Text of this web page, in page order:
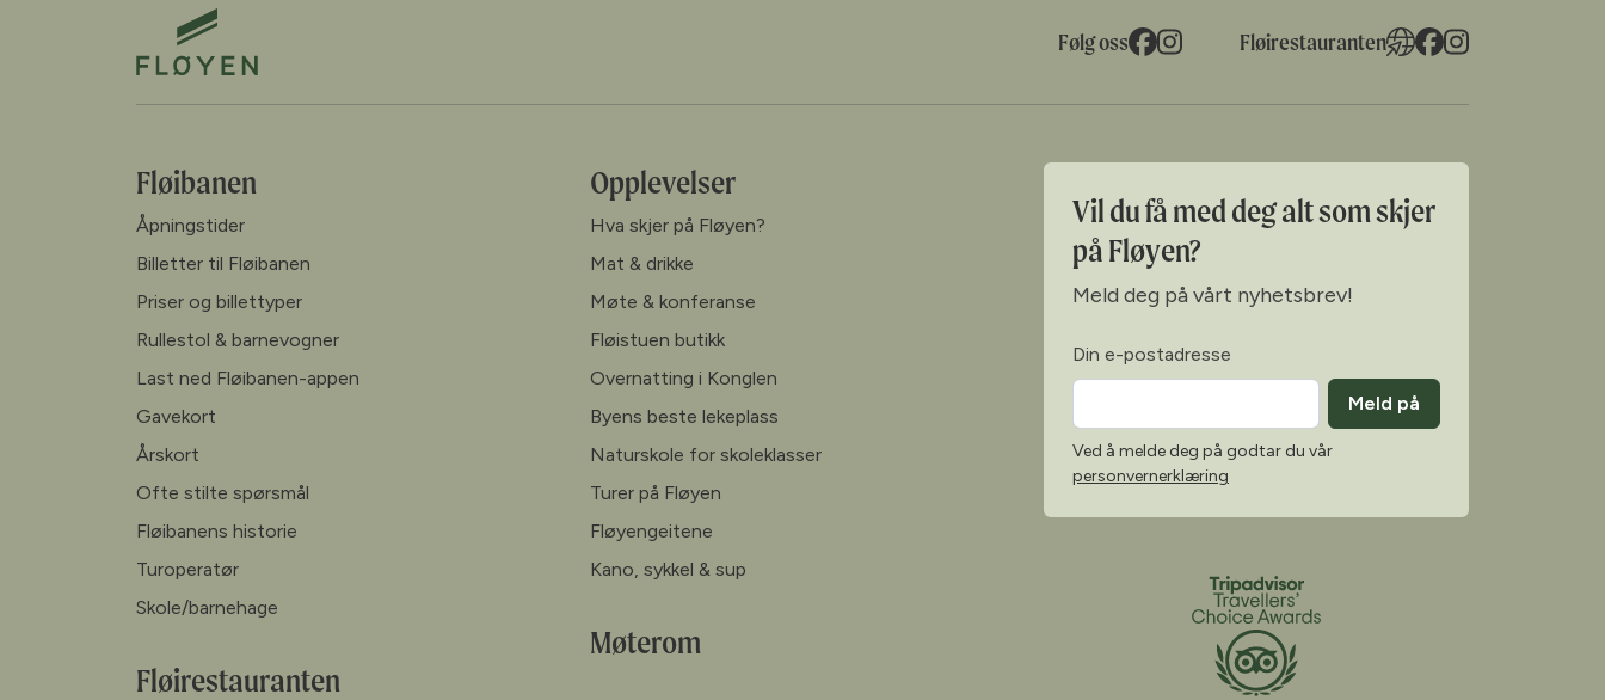
Følg oss Fløirestauranten
Vil du få med deg alt som skjer
på Fløyen?
Meld deg på vårt nyhetsbrev!
Din e-postadresse
Meld på
Ved å melde deg på godtar du vår
personvernerklæring
Fløibanen
Åpningstider
Billetter til Fløibanen
Priser og billettyper
Rullestol & barnevogner
Last ned Fløibanen-appen
Gavekort
Årskort
Ofte stilte spørsmål
Fløibanens historie
Turoperatør
Skole/barnehage
Fløirestauranten
Opplevelser
Hva skjer på Fløyen?
Mat & drikke
Møte & konferanse
Fløistuen butikk
Overnatting i Konglen
Byens beste lekeplass
Naturskole for skoleklasser
Turer på Fløyen
Fløyengeitene
Kano, sykkel & sup
Møterom